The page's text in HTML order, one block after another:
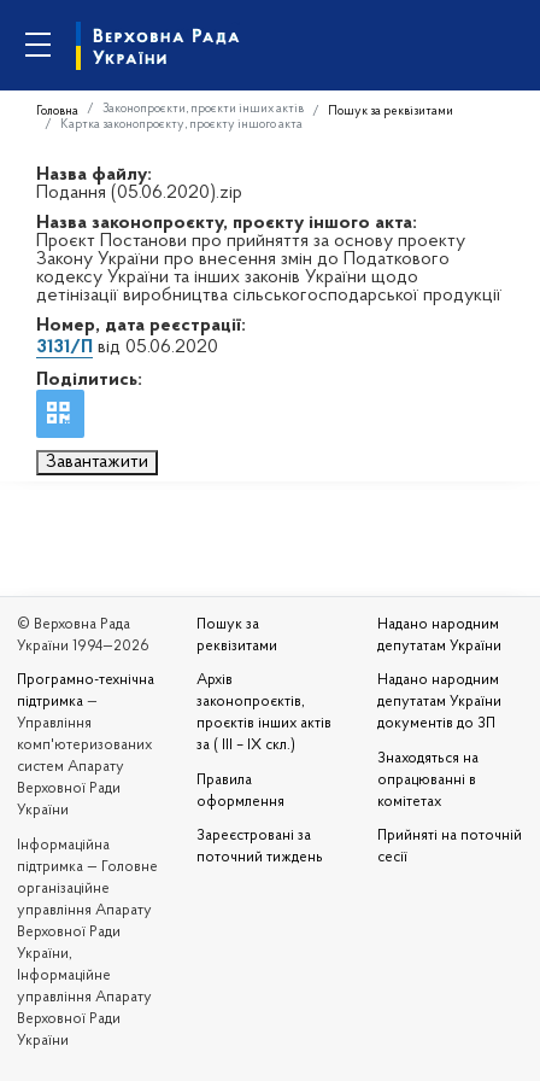
Головна Законопроєкти, проєкти інших актів
Пошук за реквізитами
Картка законопроєкту, проєкту іншого акта
Назва файлу:
Подання (05.06.2020).zip
Назва законопроєкту, проєкту іншого акта:
Проєкт Постанови про прийняття за основу проекту
Закону України про внесення змін до Податкового
кодексу України та інших законів України щодо
детінізації виробництва сільськогосподарської продукції
Номер, дата реєстрації:
3131/П від 05.06.2020
Поділитись:
Завантажити
© Верховна Рада
України 1994—2026
Програмно-технічна
підтримка —
Управління
комп'ютеризованих
систем Апарату
Верховної Ради
України
Iнформаційна
підтримка — Головне
організаційне
управління Апарату
Верховної Ради
України,
Інформаційне
управління Апарату
Верховної Ради
України
Пошук за
реквізитами
Архів
законопроєктів,
проєктів інших актів
за ( III – IX скл.)
Правила
оформлення
Зареєстровані за
поточний тиждень
Надано народним
депутатам України
Надано народним
депутатам України
документів до ЗП
Знаходяться на
опрацюванні в
комітетах
Прийняті на поточній
сесії